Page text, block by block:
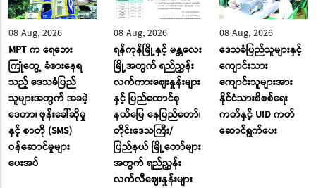
08 Aug, 2026
MPT က ရေဘေး
ကြုံတွေ့ ခံစားနေရ
သည့် ဒေသခံပြည်
သူများအတွက် အခမဲ့
ဒေတာ၊ ဖုန်းခေါ်ဆိုမှု
နှင့် စာတို (SMS)
ဝန်ဆောင်မှုများ
ပေးအပ်
08 Aug, 2026
ရန်ကုန်မြို့နှင့် မန္တလေး
မြို့အတွက် ရည်ညွှန်း
လက်ကားဈေးနှုန်းများ
နှင့် ပြည်ထောင်စု
နယ်မြေ နေပြည်တော်၊
တိုင်းဒေသကြီး/
ပြည်နယ် မြို့တော်များ
အတွက် ရည်ညွှန်း
လက်လီဈေးနှုန်းများ
08 Aug, 2026
ဒေသခံပြည်သူများနှင့်
ကျောင်းသား
ကျောင်းသူများအား
နိုင်ငံသားစိစစ်ရေး
ကတ်နှင့် UID ကတ်
ဆောင်ရွက်ပေး